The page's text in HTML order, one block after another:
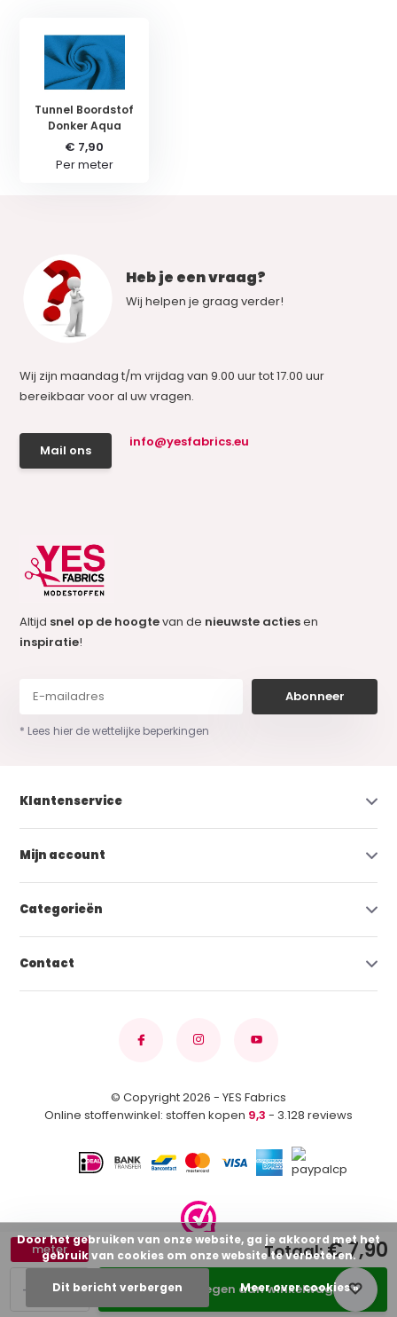
+
-
meter
Toevoegen aan winkelwagen
Totaal:€ 7,90
Tunnel Boordstof
Donker Aqua
€ 7,90
Per meter
Heb je een vraag?
Wij helpen je graag verder!
Wij zijn maandag t/m vrijdag van 9.00 uur tot 17.00 uur
bereikbaar voor al uw vragen.
Mail ons
info@yesfabrics.eu
Altijd snel op de hoogtevan de nieuwste actiesen
inspiratie!
Abonneer
* Lees hier de wettelijke beperkingen
Klantenservice
Mijn account
Categorieën
Contact
© Copyright 2026 - YES Fabrics
Online stoffenwinkel: stoffen kopen 9,3 - 3.128 reviews
Door het gebruiken van onze website, ga je akkoord met het
gebruik van cookies om onze website te verbeteren.
Dit bericht verbergen Meer over cookies »